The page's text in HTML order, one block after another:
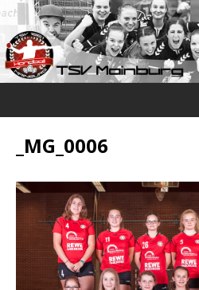
_MG_0006